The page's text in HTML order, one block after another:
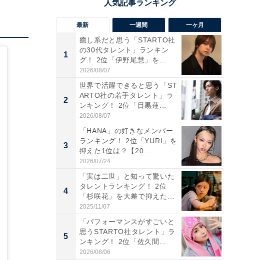
最新 一週間 一ヶ月
1
癒し系だと思う「STARTO社
の30代タレント」ランキン
グ！ 2位「伊野尾慧」を...
2026/08/07
2
世界で活躍できると思う「ST
ARTO社の若手タレント」ラ
ンキング！ 2位「目黒蓮...
2026/08/07
3
「HANA」の好きなメンバー
ランキング！ 2位「YURI」を
抑えた1位は？【20...
2026/07/24
4
「実は二世」と知って驚いた
タレントランキング！ 2位
「杉咲花」を大差で抑えた1
位...
2025/11/07
5
「パフォーマンスがすごいと
思うSTARTO社タレント」ラ
ンキング！ 2位「佐久間...
2026/08/06